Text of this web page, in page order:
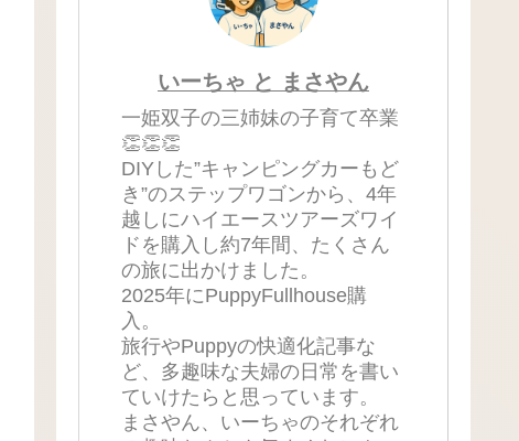
いーちゃ と まさやん
一姫双子の三姉妹の子育て卒業
👏👏👏
DIYした”キャンピングカーもど
き”のステップワゴンから、4年
越しにハイエースツアーズワイ
ドを購入し約7年間、たくさん
の旅に出かけました。
2025年にPuppyFullhouse購
入。
旅行やPuppyの快適化記事な
ど、多趣味な夫婦の日常を書い
ていけたらと思っています。
まさやん、いーちゃのそれぞれ